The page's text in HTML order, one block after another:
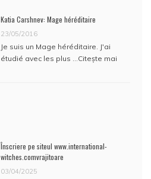
Katia Carshnev: Mage héréditaire
23/05/2016
Je suis un Mage héréditaire. J'ai
étudié avec les plus …Citește mai
Înscriere pe siteul www.international-
witches.comvrajitoare
03/04/2025